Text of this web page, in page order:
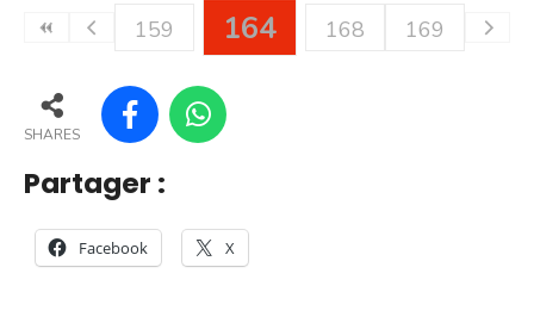
159 164 168 169
SHARES
Partager :
Facebook X